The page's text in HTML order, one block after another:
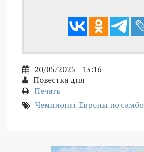
20/05/2026 - 13:16
Повестка дня
Печать
Чемпионат Европы по самбо